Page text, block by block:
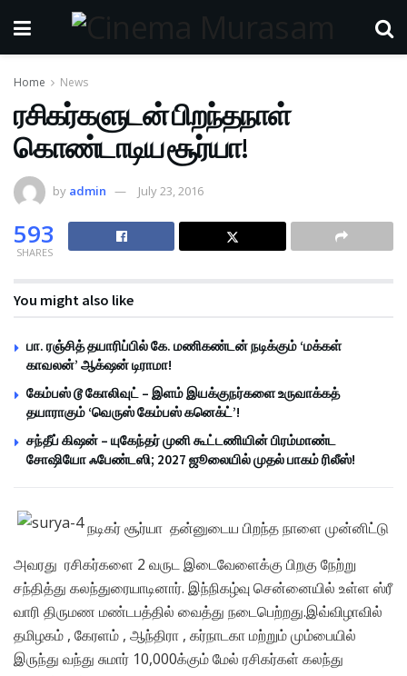
Home News
ரசிகர்களுடன் பிறந்தநாள்
கொண்டாடிய சூர்யா!
by admin July 23, 2016
593
SHARES
You might also like
பா. ரஞ்சித் தயாரிப்பில் கே. மணிகண்டன் நடிக்கும் ‘மக்கள்
காவலன்’ ஆக்‌ஷன் டிராமா!
கேம்பஸ் டூ கோலிவுட் – இளம் இயக்குநர்களை உருவாக்கத்
தயாராகும் ‘வெருஸ் கேம்பஸ் கனெக்ட்’!
சந்தீப் கிஷன் – யுகேந்தர் முனி கூட்டணியின் பிரம்மாண்ட
சோஷியோ ஃபேண்டஸி; 2027 ஜூலையில் முதல் பாகம் ரிலீஸ்!
நடிகர் சூர்யா தன்னுடைய பிறந்த நாளை முன்னிட்டு
அவரது ரசிகர்களை 2 வருட இடைவேளைக்கு பிறகு நேற்று
சந்தித்து கலந்துரையாடினார். இந்நிகழ்வு சென்னையில் உள்ள ஸ்ரீ
வாரி திருமண மண்டபத்தில் வைத்து நடைபெற்றது.இவ்விழாவில்
தமிழகம் , கேரளம் , ஆந்திரா , கர்நாடகா மற்றும் மும்பையில்
இருந்து வந்து சுமார் 10,000​​க்கும் மேல் ​ரசிகர்கள் கலந்து